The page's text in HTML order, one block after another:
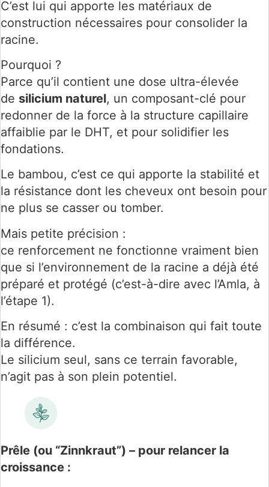
C’est lui qui apporte les matériaux de
construction nécessaires pour consolider la
racine.
Pourquoi ?
Parce qu’il contient une dose ultra-élevée
de silicium naturel, un composant-clé pour
redonner de la force à la structure capillaire
affaiblie par le DHT, et pour solidifier les
fondations.
Le bambou, c’est ce qui apporte la stabilité et
la résistance dont les cheveux ont besoin pour
ne plus se casser ou tomber.
Mais petite précision :
ce renforcement ne fonctionne vraiment bien
que si l’environnement de la racine a déjà été
préparé et protégé (c’est-à-dire avec l’Amla, à
l’étape 1).
En résumé : c’est la combinaison qui fait toute
la différence.
Le silicium seul, sans ce terrain favorable,
n’agit pas à son plein potentiel.
Prêle (ou “Zinnkraut”) – pour relancer la
croissance :